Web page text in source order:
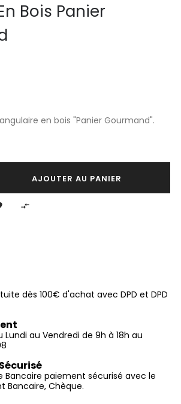
Bois Panier
en bois "Panier Gourmand".
AJOUTER AU PANIER

dès 100€ d'achat avec DPD et DPD
Lundi au Vendredi de 9h à 18h au
Bancaire paiement sécurisé avec le
Bancaire, Chèque.